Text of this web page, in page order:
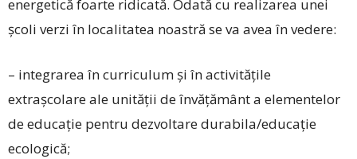
energetică foarte ridicată. Odată cu realizarea unei
școli verzi în localitatea noastră se va avea în vedere:
– integrarea în ­curriculum și în activitățile
extrașcolare ale unității de învățământ a elementelor
de educație pentru dezvoltare durabila/educație
ecologică;